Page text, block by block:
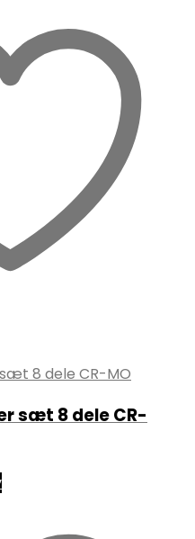
sæt 8 dele CR-